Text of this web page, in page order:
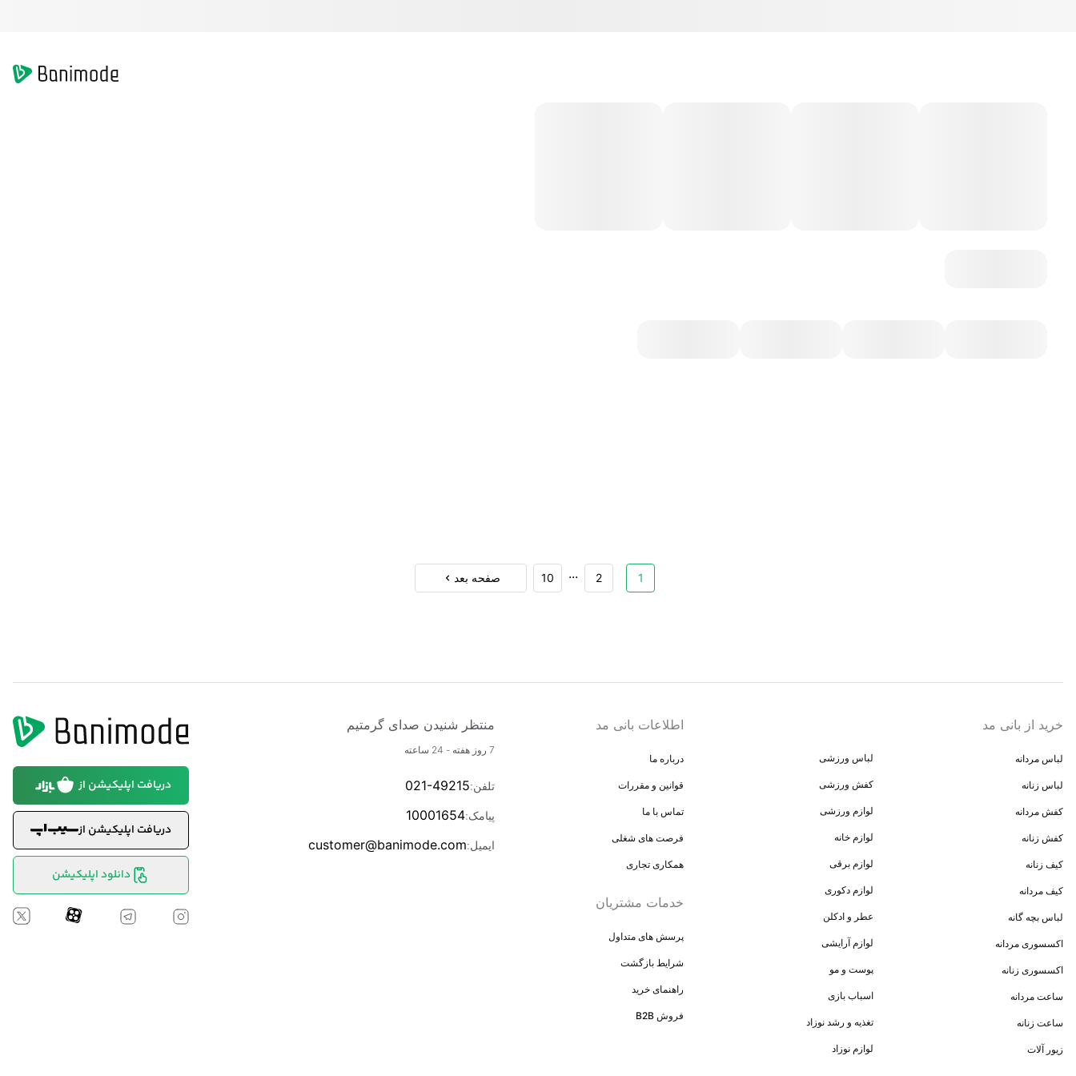
صفحه بعد 1
2
...
10
خرید از بانی مد
لباس مردانه
لباس زنانه
کفش مردانه
کفش زنانه
کیف زنانه
کیف مردانه
لباس بچه گانه
اکسسوری مردانه
اکسسوری زنانه
ساعت مردانه
ساعت زنانه
زیور آلات
لباس ورزشی
کفش ورزشی
لوازم ورزشی
لوازم خانه
لوازم برقی
لوازم دکوری
عطر و ادکلن
لوازم آرایشی
پوست و مو
اسباب بازی
تغذیه و رشد نوزاد
لوازم نوزاد
اطلاعات بانی مد
درباره ما
قوانین و مقررات
تماس با ما
فرصت های شغلی
همکاری تجاری
خدمات مشتریان
پرسش های متداول
شرایط بازگشت
راهنمای خرید
فروش B2B
منتظر شنیدن صدای گرمتیم
7 روز هفته - 24 ساعته
تلفن:
021-49215
پیامک:
10001654
ایمیل:
customer@banimode.com
دریافت اپلیکیشن از
دریافت اپلیکیشن از
دانلود اپلیکیشن